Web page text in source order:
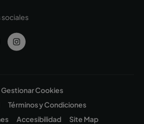
sociales
Gestionar Cookies
Términos y Condiciones
Accesibilidad Site Map